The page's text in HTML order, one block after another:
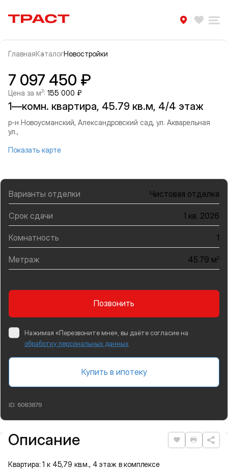
Траст | Служба недвижимости
ГлавнаяКаталогНовостройки
Информация об объекте
Галерея
7 097 450 ₽
Цена за м2: 155 000 ₽
1—комн. квартира, 45.79 кв.м, 4/4 этаж
р-н Новоусманский, Александровский сад, ул. Акварельная
ул.,
Показать карте
Варианты отделки Чистовая отделка
Срок сдачи 1 кв. 2026
Комнатность 1
Метраж 45.79 м2
Позвонить
Нажимая «Перезвоните мне», вы даёте согласие на
обработку персональных данных
Купить в ипотеку
ID: 6083879
Подробная информация
Описание Нравится
Квартира: 1 к 45,79 кв.м., 4 этаж в комплексе